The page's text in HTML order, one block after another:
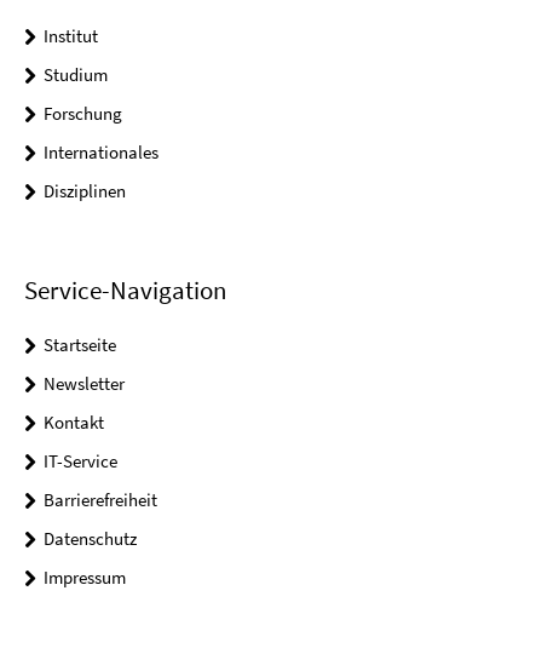
Institut
Studium
Forschung
Internationales
Disziplinen
Service-Navigation
Startseite
Newsletter
Kontakt
IT-Service
Barrierefreiheit
Datenschutz
Impressum